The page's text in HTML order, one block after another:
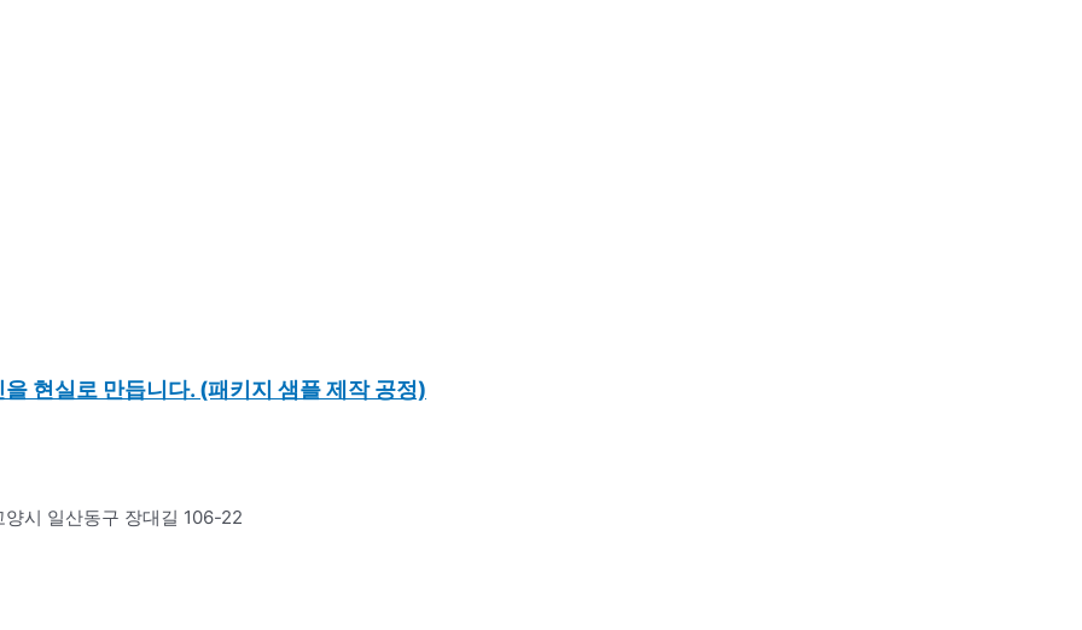
현실로 만듭니다. (패키지 샘플 제작 공정)
시 일산동구 장대길 106-22